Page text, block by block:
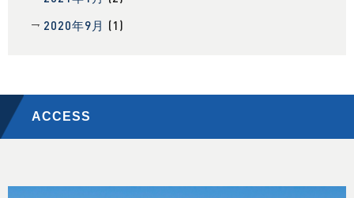
2020年9月 (1)
ACCESS